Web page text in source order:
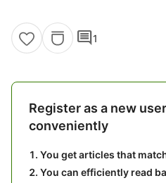
comment1
Register as a new
conveniently
You get articles that
You can efficiently read